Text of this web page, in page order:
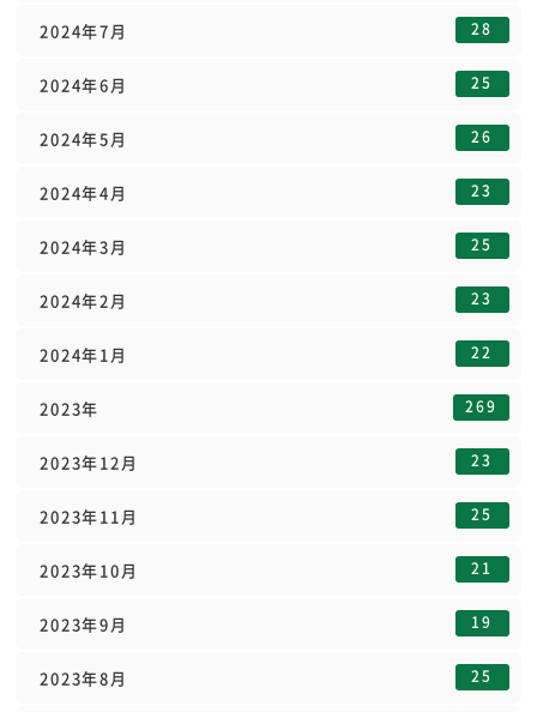
2024年7月 28
2024年6月 25
2024年5月 26
2024年4月 23
2024年3月 25
2024年2月 23
2024年1月 22
2023年 269
2023年12月 23
2023年11月 25
2023年10月 21
2023年9月 19
2023年8月 25